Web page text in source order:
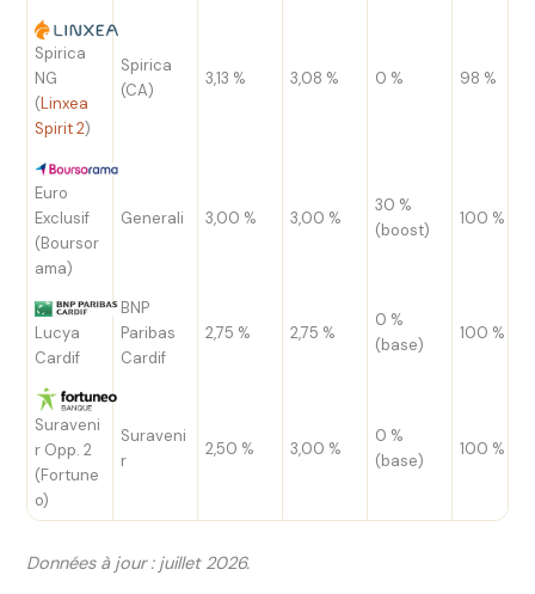
Spirica
NG
(Linxea
Spirit 2)
Spirica
(CA)
3,13 % 3,08 % 0 % 98 %
Euro
Exclusif
(Boursor
ama)
Generali 3,00 % 3,00 %
30 %
(boost)
100 %
Lucya
Cardif
BNP
Paribas
Cardif
2,75 % 2,75 %
0 %
(base)
100 %
Suraveni
r Opp. 2
(Fortune
o)
Suraveni
r
2,50 % 3,00 %
0 %
(base)
100 %
Données à jour : juillet 2026.